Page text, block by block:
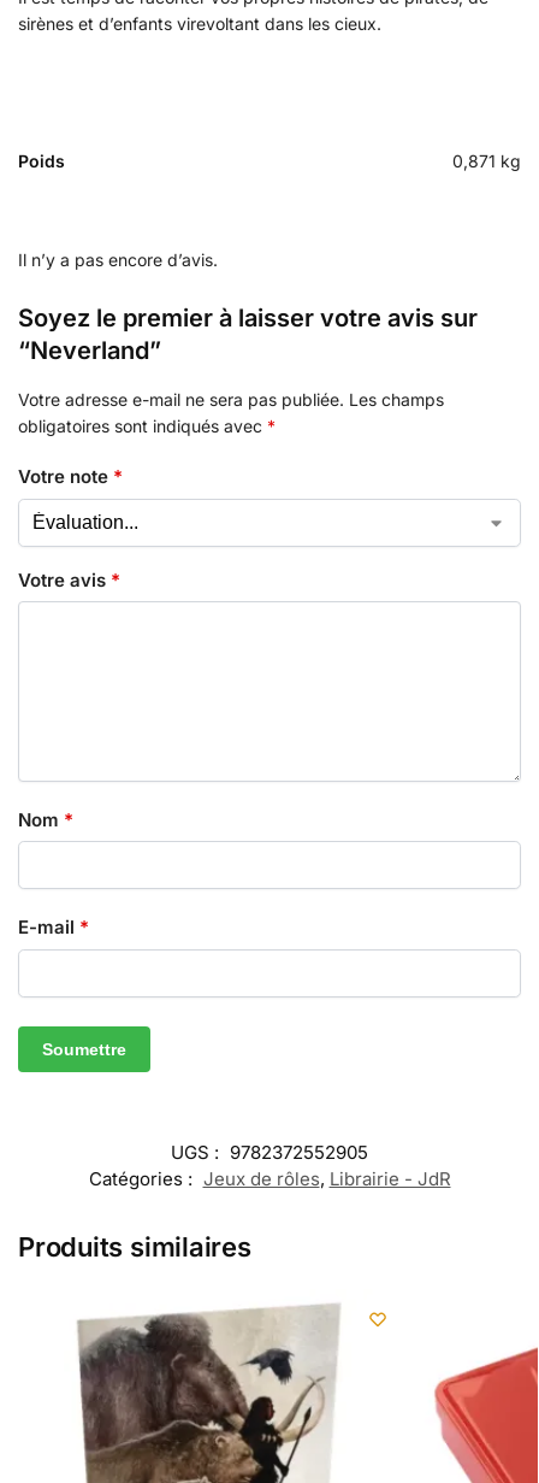
sirènes et d’enfants virevoltant dans les cieux.
Poids 0,871 kg
Il n’y a pas encore d’avis.
Soyez le premier à laisser votre avis sur
“Neverland”
Votre adresse e-mail ne sera pas publiée. Les champs
obligatoires sont indiqués avec *
Votre note *
Votre avis *
Nom *
E-mail *
UGS : 9782372552905
Catégories : Jeux de rôles, Librairie - JdR
Produits similaires